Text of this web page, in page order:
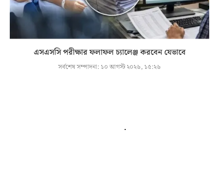
এসএসসি পরীক্ষার ফলাফল চ্যালেঞ্জ করবেন যেভাবে
সর্বশেষ সম্পাদনা: ১০ আগস্ট ২০২৬, ১৫:২৬